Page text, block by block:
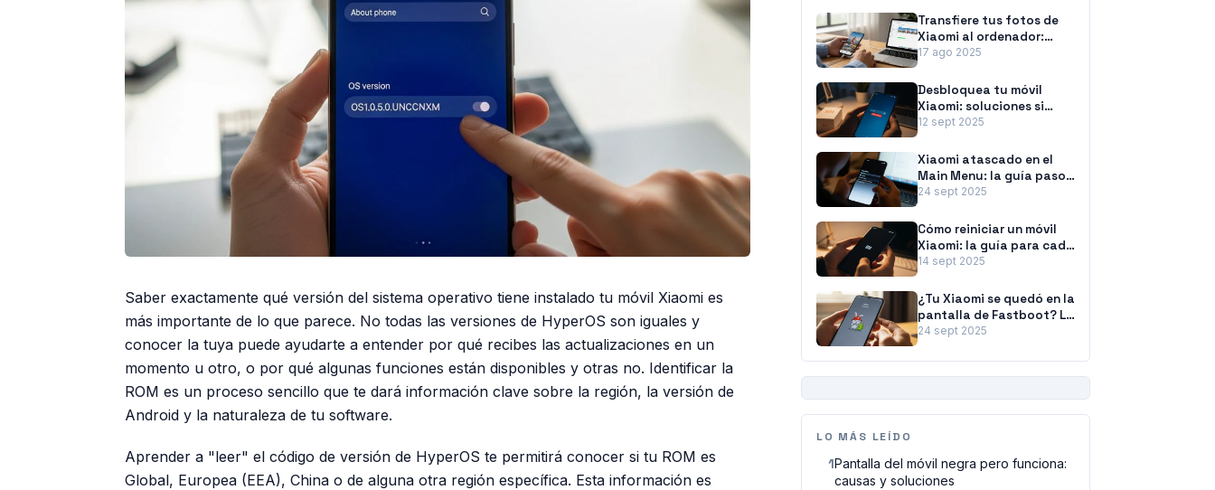
Saber exactamente qué versión del sistema operativo tiene instalado tu móvil Xiaomi es
más importante de lo que parece. No todas las versiones de HyperOS son iguales y
conocer la tuya puede ayudarte a entender por qué recibes las actualizaciones en un
momento u otro, o por qué algunas funciones están disponibles y otras no. Identificar la
ROM es un proceso sencillo que te dará información clave sobre la región, la versión de
Android y la naturaleza de tu software.
Aprender a "leer" el código de versión de HyperOS te permitirá conocer si tu ROM es
Global, Europea (EEA), China o de alguna otra región específica. Esta información es
Transfiere tus fotos de
Xiaomi al ordenador:
métodos fáciles y
17 ago 2025
Desbloquea tu móvil
Xiaomi: soluciones si
olvidaste la contraseña
12 sept 2025
Xiaomi atascado en el
Main Menu: la guía paso
a paso para solucionarlo
24 sept 2025
Cómo reiniciar un móvil
Xiaomi: la guía para cada
situación
14 sept 2025
¿Tu Xiaomi se quedó en la
pantalla de Fastboot? La
guía para solucionarlo
24 sept 2025
LO MÁS LEÍDO
1Pantalla del móvil negra pero funciona:
causas y soluciones